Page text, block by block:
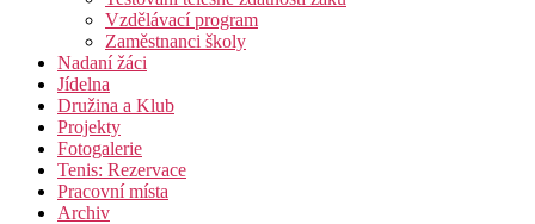
Vzdělávací program
Zaměstnanci školy
Nadaní žáci
Jídelna
Družina a Klub
Projekty
Fotogalerie
Tenis: Rezervace
Pracovní místa
Archiv